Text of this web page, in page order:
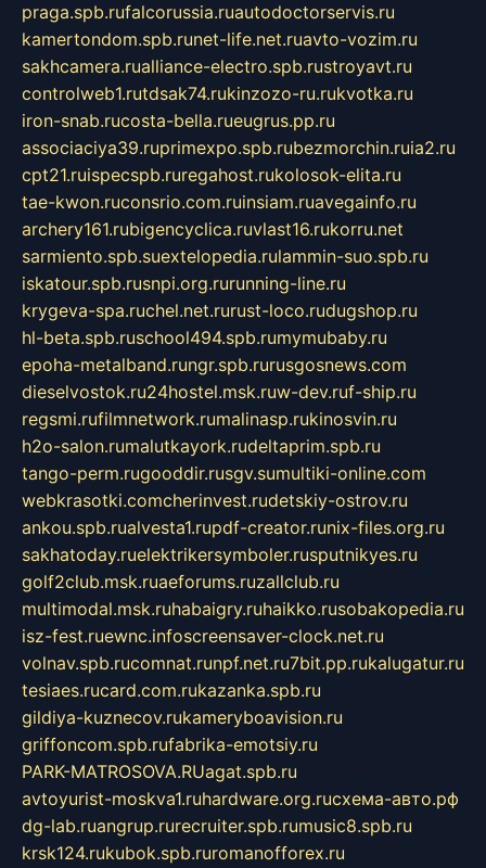
praga.spb.rufalcorussia.ruautodoctorservis.ru
kamertondom.spb.runet-life.net.ruavto-vozim.ru
sakhcamera.rualliance-electro.spb.rustroyavt.ru
controlweb1.rutdsak74.rukinzozo-ru.rukvotka.ru
iron-snab.rucosta-bella.rueugrus.pp.ru
associaciya39.ruprimexpo.spb.rubezmorchin.ruia2.ru
cpt21.ruispecspb.ruregahost.rukolosok-elita.ru
tae-kwon.ruconsrio.com.ruinsiam.ruavegainfo.ru
archery161.rubigencyclica.ruvlast16.rukorru.net
sarmiento.spb.suextelopedia.rulammin-suo.spb.ru
iskatour.spb.rusnpi.org.rurunning-line.ru
krygeva-spa.ruchel.net.rurust-loco.rudugshop.ru
hl-beta.spb.ruschool494.spb.rumymubaby.ru
epoha-metalband.rungr.spb.rurusgosnews.com
dieselvostok.ru24hostel.msk.ruw-dev.ruf-ship.ru
regsmi.rufilmnetwork.rumalinasp.rukinosvin.ru
h2o-salon.rumalutkayork.rudeltaprim.spb.ru
tango-perm.rugooddir.rusgv.sumultiki-online.com
webkrasotki.comcherinvest.rudetskiy-ostrov.ru
ankou.spb.rualvesta1.rupdf-creator.runix-files.org.ru
sakhatoday.ruelektrikersymboler.rusputnikyes.ru
golf2club.msk.ruaeforums.ruzallclub.ru
multimodal.msk.ruhabaigry.ruhaikko.rusobakopedia.ru
isz-fest.ruewnc.infoscreensaver-clock.net.ru
volnav.spb.rucomnat.runpf.net.ru7bit.pp.rukalugatur.ru
tesiaes.rucard.com.rukazanka.spb.ru
gildiya-kuznecov.rukameryboavision.ru
griffoncom.spb.rufabrika-emotsiy.ru
PARK-MATROSOVA.RUagat.spb.ru
avtoyurist-moskva1.ruhardware.org.ruсхема-авто.рф
dg-lab.ruangrup.rurecruiter.spb.rumusic8.spb.ru
krsk124.rukubok.spb.ruromanofforex.ru